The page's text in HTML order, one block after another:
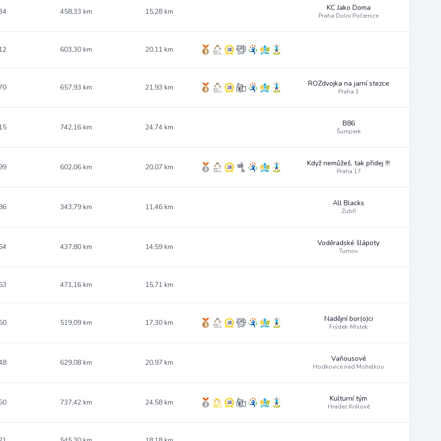
458,33 km 15,28 km KC Jako Doma
Praha Dolní Počernice
603,30 km 20,11 km
657,93 km 21,93 km ROZdvojka na jarní stezce
Praha 1
742,16 km 24,74 km B86
Šumperk
602,06 km 20,07 km Když nemůžeš, tak přidej !!!
Praha 17
343,79 km 11,46 km All Blacks
Zubří
437,80 km 14,59 km Voděradské šlápoty
Turnov
471,16 km 15,71 km
519,09 km 17,30 km Nadějní bor(o)ci
Frýdek-Místek
629,08 km 20,97 km Vaňousové
Hodkovice nad Mohelkou
737,42 km 24,58 km Kulturní tým
Hradec Králové